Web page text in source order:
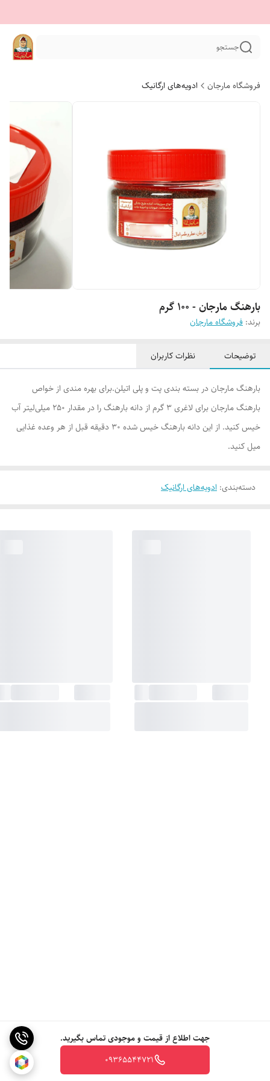
جستجو
فروشگاه مارجان ادویه‌های ارگانیک
بارهنگ مارجان - 100 گرم
برند: فروشگاه مارجان
جهت اطلاع از قیمت و موجودی تماس بگیرید.
09365544721
توضیحات نظرات کاربران
بارهنگ مارجان در بسته بندی پت و پلی اتیلن.برای بهره مندی‌ از خواص
بارهنگ مارجان برای لاغری 3 گرم از دانه بارهنگ را در مقدار 250 میلی‌لیتر آب
خیس کنید. از این دانه بارهنگ خیس شده 30 دقیقه قبل از هر وعده غذایی
میل کنید.
دسته‌بندی: ادویه‌های ارگانیک